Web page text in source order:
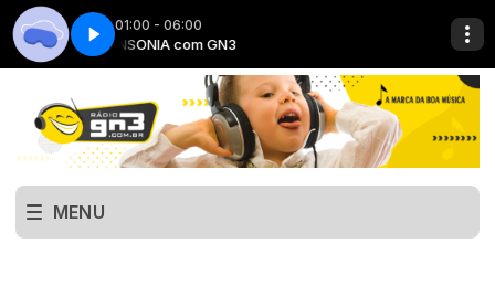
01:00 - 06:00
INSONIA com GN3
MENU